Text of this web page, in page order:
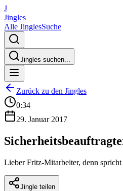
J
Jingles
Alle JinglesSuche
Jingles suchen...
Zurück zu den Jingles
0:34
29. Januar 2017
Lieber Fritz-Mitarbeiter, denn
Jingle teilen